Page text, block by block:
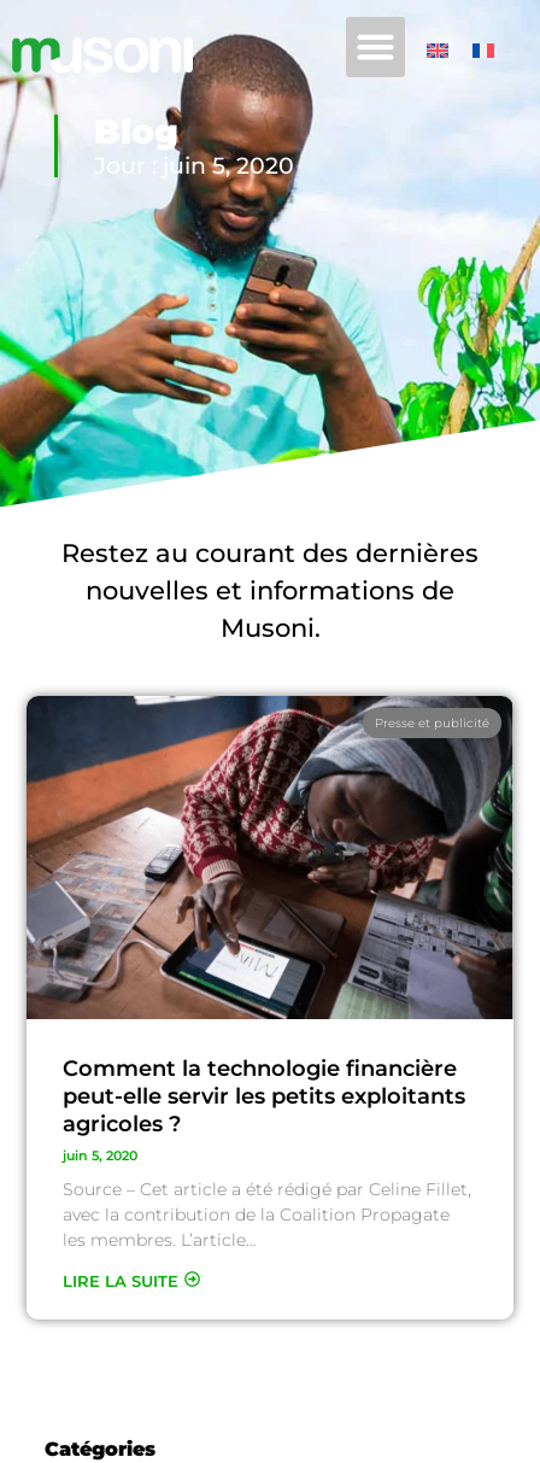
Blog
Jour : juin 5, 2020
Restez au courant des dernières
nouvelles et informations de
Musoni.
Presse et publicité
Comment la technologie financière
peut-elle servir les petits exploitants
agricoles ?
juin 5, 2020
Source – Cet article a été rédigé par Celine Fillet,
avec la contribution de la Coalition Propagate
les membres. L’article…
LIRE LA SUITE
Catégories